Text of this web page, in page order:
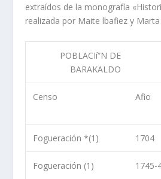
extraí­dos de la monografí­a
realizada por Maite lbafiez y Marta
POBLACIí“N DE
BARAKALDO
Censo Afio
Fogueración *(1) 1704
Fogueración (1) 1745-